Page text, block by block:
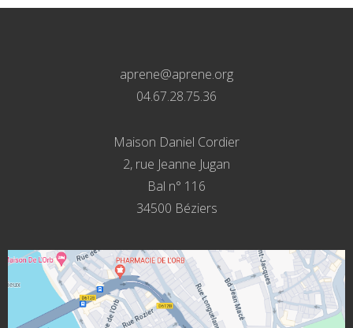
aprene@aprene.org
04.67.28.75.36
Maison Daniel Cordier
2, rue Jeanne Jugan
Bal n° 116
34500 Béziers